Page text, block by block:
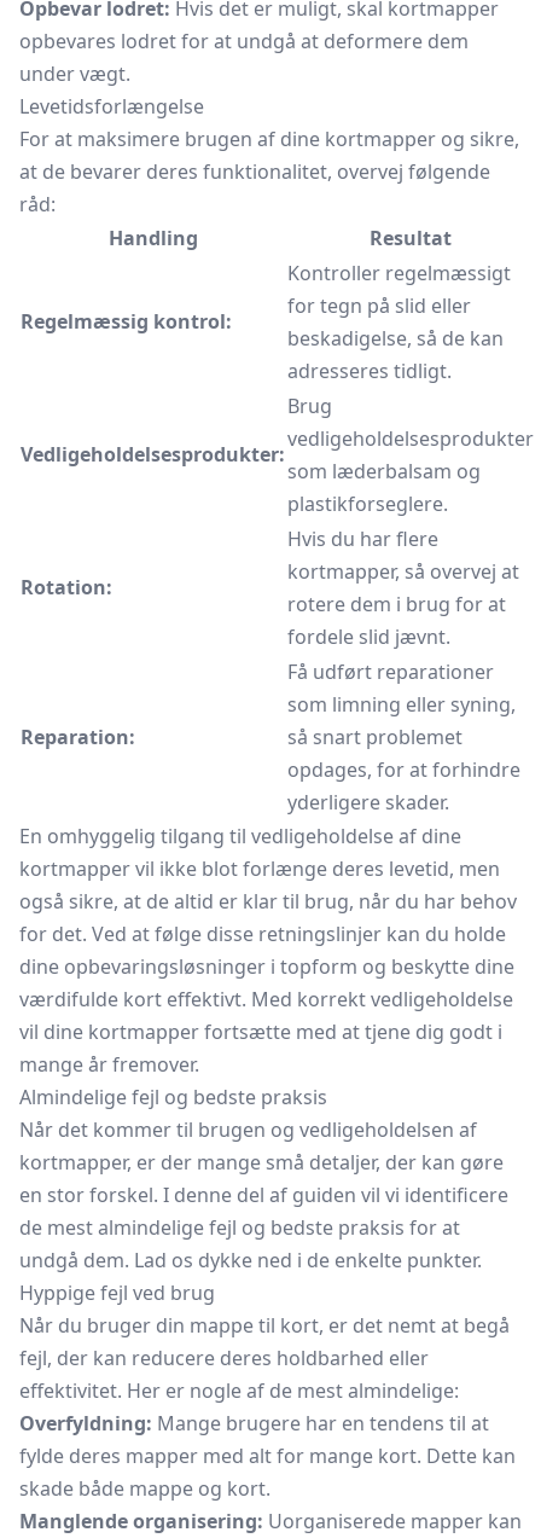
Opbevar lodret: Hvis det er muligt, skal kortmapper
opbevares lodret for at undgå at deformere dem
under vægt.
Levetidsforlængelse
For at maksimere brugen af dine kortmapper og sikre,
at de bevarer deres funktionalitet, overvej følgende
råd:
Handling
Resultat
Regelmæssig kontrol:
Kontroller regelmæssigt
for tegn på slid eller
beskadigelse, så de kan
adresseres tidligt.
Vedligeholdelsesprodukter:
Brug
vedligeholdelsesprodukter
som læderbalsam og
plastikforseglere.
Rotation:
Hvis du har flere
kortmapper, så overvej at
rotere dem i brug for at
fordele slid jævnt.
Reparation:
Få udført reparationer
som limning eller syning,
så snart problemet
opdages, for at forhindre
yderligere skader.
En omhyggelig tilgang til vedligeholdelse af dine
kortmapper vil ikke blot forlænge deres levetid, men
også sikre, at de altid er klar til brug, når du har behov
for det. Ved at følge disse retningslinjer kan du holde
dine opbevaringsløsninger i topform og beskytte dine
værdifulde kort effektivt. Med korrekt vedligeholdelse
vil dine kortmapper fortsætte med at tjene dig godt i
mange år fremover.
Almindelige fejl og bedste praksis
Når det kommer til brugen og vedligeholdelsen af
kortmapper, er der mange små detaljer, der kan gøre
en stor forskel. I denne del af guiden vil vi identificere
de mest almindelige fejl og bedste praksis for at
undgå dem. Lad os dykke ned i de enkelte punkter.
Hyppige fejl ved brug
Når du bruger din mappe til kort, er det nemt at begå
fejl, der kan reducere deres holdbarhed eller
effektivitet. Her er nogle af de mest almindelige:
Overfyldning: Mange brugere har en tendens til at
fylde deres mapper med alt for mange kort. Dette kan
skade både mappe og kort.
Manglende organisering: Uorganiserede mapper kan